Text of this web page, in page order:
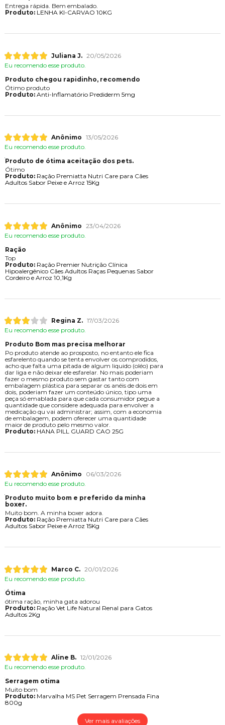
Entrega rápida. Bem embalado.
Produto:LENHA KI-CARVAO 10KG
Juliana J. 20/05/2026
Eu recomendo esse produto.
Produto chegou rapidinho, recomendo
Ótimo produto
Produto:Anti-Inflamatório Prediderm 5mg
Anônimo 13/05/2026
Eu recomendo esse produto.
Produto de ótima aceitação dos pets.
Ótimo
Produto:Ração Premiatta Nutri Care para Cães
Adultos Sabor Peixe e Arroz 15Kg
Anônimo 23/04/2026
Eu recomendo esse produto.
Ração
Top
Produto:Ração Premier Nutrição Clínica
Hipoalergênico Cães Adultos Raças Pequenas Sabor
Cordeiro e Arroz 10,1Kg
Regina Z. 17/03/2026
Eu recomendo esse produto.
Produto Bom mas precisa melhorar
Po produto atende ao prosposto, no entanto ele fica
esfarelento quando se tenta envolver os comprodidos,
acho que falta uma pitada de algum liquido (oléo) para
dar liga e não deixar ele esfarelar. No mais poderiam
fazer o mesmo produto sem gastar tanto com
embalagem plástica para separar os anéis de dois em
dois, poderiam fazer um conteúdo único, tipo uma
peça só emablada para que cada consumidor pegue a
quantidade que considere adequada para envolver a
medicação qu vai administrar; assim, com a economia
de embalagem, podem oferecer uma quantidade
maior de produto pelo mesmo valor.
Produto:HANA PILL GUARD CAO 25G
Anônimo
06/03/2026
Eu recomendo esse produto.
Produto muito bom e preferido da minha
boxer.
Muito bom. A minha boxer adora.
Produto:Ração Premiatta Nutri Care para Cães
Adultos Sabor Peixe e Arroz 15Kg
Marco C. 20/01/2026
Eu recomendo esse produto.
Ótima
ótima ração, minha gata adorou
Produto:Ração Vet Life Natural Renal para Gatos
Adultos 2Kg
Aline B. 12/01/2026
Eu recomendo esse produto.
Serragem otima
Muito bom
Produto:Marvalha MS Pet Serragem Prensada Fina
800g
Ver mais avaliações